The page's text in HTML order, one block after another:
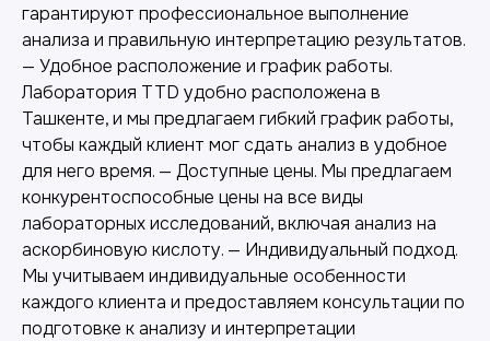
гарантируют профессиональное выполнение
анализа и правильную интерпретацию результатов.
— Удобное расположение и график работы.
Лаборатория TTD удобно расположена в
Ташкенте, и мы предлагаем гибкий график работы,
чтобы каждый клиент мог сдать анализ в удобное
для него время. — Доступные цены. Мы предлагаем
конкурентоспособные цены на все виды
лабораторных исследований, включая анализ на
аскорбиновую кислоту. — Индивидуальный подход.
Мы учитываем индивидуальные особенности
каждого клиента и предоставляем консультации по
подготовке к анализу и интерпретации
Другие наши услуги